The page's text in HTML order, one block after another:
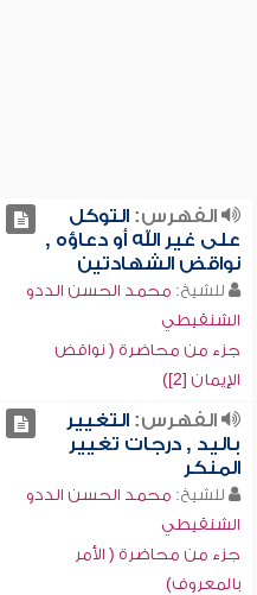
الفهرس:التوكل
على غير الله أو دعاؤه ,
نواقض الشهادتين
للشيخ: محمد الحسن الددو
الشنقيطي
جزء من محاضرة ( نواقض
الإيمان [2])
الفهرس:التغيير
باليد , درجات تغيير
المنكر
للشيخ: محمد الحسن الددو
الشنقيطي
جزء من محاضرة ( الأمر
بالمعروف)